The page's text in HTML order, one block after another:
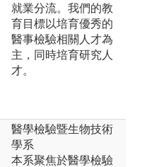
就業分流。我們的教
育目標以培育優秀的
醫事檢驗相關人才為
主，同時培育研究人
才。
醫學檢驗暨生物技術
學系
本系聚焦於醫學檢驗